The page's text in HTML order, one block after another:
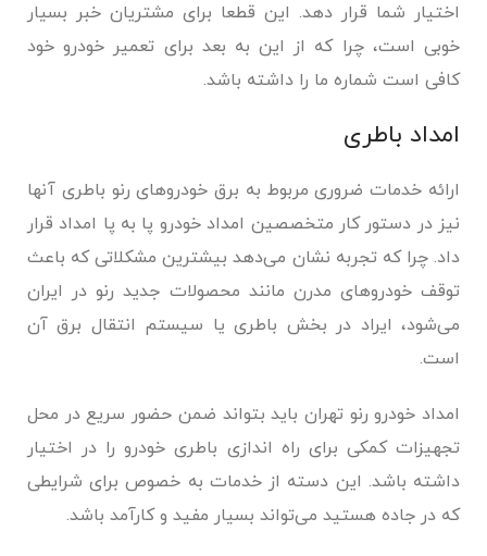
اختیار شما قرار دهد. این قطعا برای مشتریان خبر بسیار
خوبی است، چرا که از این به بعد برای تعمیر خودرو خود
کافی است شماره ما را داشته باشد.
امداد باطری
ارائه خدمات ضروری مربوط به برق خودروهای رنو باطری آنها
نیز در دستور کار متخصصین امداد خودرو پا به پا امداد قرار
داد. چرا که تجربه نشان می‌دهد بیشترین مشکلاتی که باعث
توقف خودروهای مدرن مانند محصولات جدید رنو در ایران
می‌شود، ایراد در بخش باطری یا سیستم انتقال برق آن
است.
امداد خودرو رنو تهران باید بتواند ضمن حضور سریع در محل
تجهیزات کمکی برای راه اندازی باطری خودرو را در اختیار
داشته باشد. این دسته از خدمات به خصوص برای شرایطی
که در جاده هستید می‌تواند بسیار مفید و کارآمد باشد.